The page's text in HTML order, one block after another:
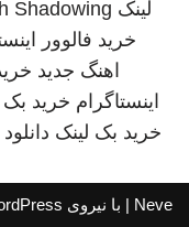
لینک Shadowing
خرید فالوور
اهنگ جدید
اینستاگرام خرید بک
خرید بک لینک
Neve | با نیروی